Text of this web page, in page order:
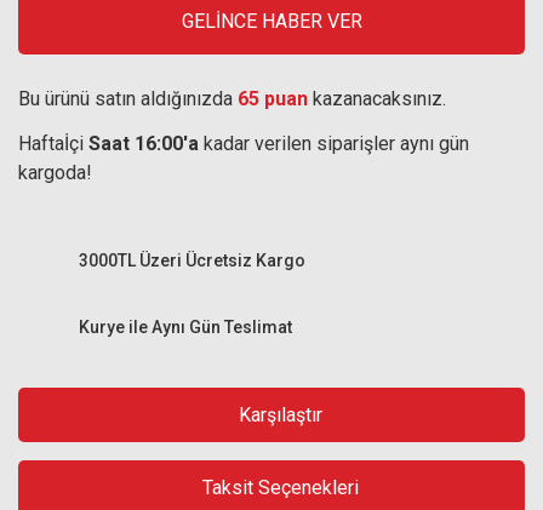
GELİNCE HABER VER
Bu ürünü satın aldığınızda 65 puan kazanacaksınız.
Haftaİçi Saat 16:00'a kadar verilen siparişler aynı gün
kargoda!
Kurye ile Aynı Gün Teslimat
3000TL Üzeri Ücretsiz Kargo
Karşılaştır
Taksit Seçenekleri